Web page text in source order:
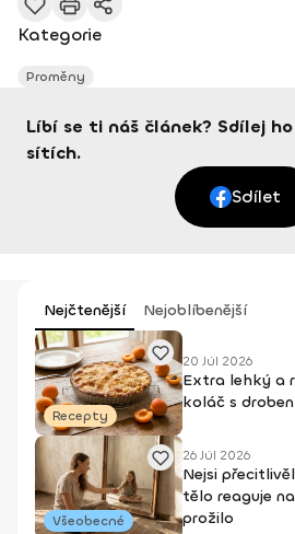
Kategorie
Proměny
Líbí se ti náš článek? Sdílej
sítích.
Sdílet
Nejčtenější Nejoblíbenější
Recepty
20 Júl 2026
Extra lehký a
koláč s
Všeobecné
26 Júl 2026
Nejsi
tělo reaguje
prožilo